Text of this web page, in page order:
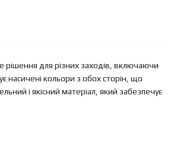
рішення для різних заходів, включаючи
насичені кольори з обох сторін, що
і якісний матеріал, який забезпечує